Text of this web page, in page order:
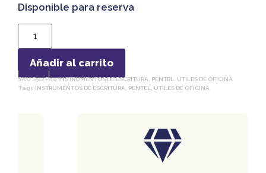
Disponible para reserva
Añadir al carrito
SKUS512 PnoINSTRUMENTOS DE ESCRITURA PENTEL
ÚTILES DE OFICINA
Tags INSTRUMENTOS DE ESCRITURA PENTEL ÚTILES DE OFICINA